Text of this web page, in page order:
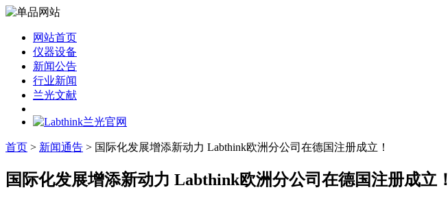
网站首页
仪器设备
新闻公告
行业新闻
兰光文献
首页 > 新闻通告 > 国际化发展增添新动力 Labthink欧洲分公司在德国注册成立！
国际化发展增添新动力 Labthink欧洲分公司在德国注册成立！